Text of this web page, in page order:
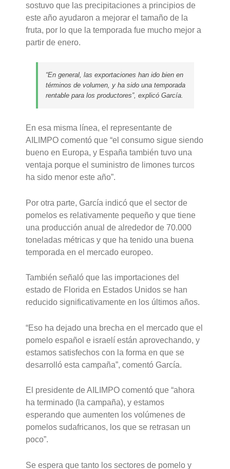
sostuvo que las precipitaciones a principios de
este año ayudaron a mejorar el tamaño de la
fruta, por lo que la temporada fue mucho mejor a
partir de enero.
“En general, las exportaciones han ido bien en
términos de volumen, y ha sido una temporada
rentable para los productores”, explicó García.
En esa misma línea, el representante de
AILIMPO comentó que “el consumo sigue siendo
bueno en Europa, y España también tuvo una
ventaja porque el suministro de limones turcos
ha sido menor este año”.
Por otra parte, García indicó que el sector de
pomelos es relativamente pequeño y que tiene
una producción anual de alrededor de 70.000
toneladas métricas y que ha tenido una buena
temporada en el mercado europeo.
También señaló que las importaciones del
estado de Florida en Estados Unidos se han
reducido significativamente en los últimos años.
“Eso ha dejado una brecha en el mercado que el
pomelo español e israelí están aprovechando, y
estamos satisfechos con la forma en que se
desarrolló esta campaña”, comentó García.
El presidente de AILIMPO comentó que “ahora
ha terminado (la campaña), y estamos
esperando que aumenten los volúmenes de
pomelos sudafricanos, los que se retrasan un
poco”.
Se espera que tanto los sectores de pomelo y